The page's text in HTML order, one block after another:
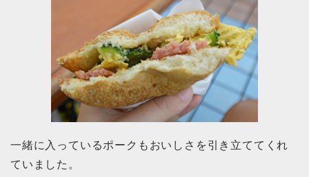
一緒に入っているポークもおいしさを引き立ててくれ
ていました。